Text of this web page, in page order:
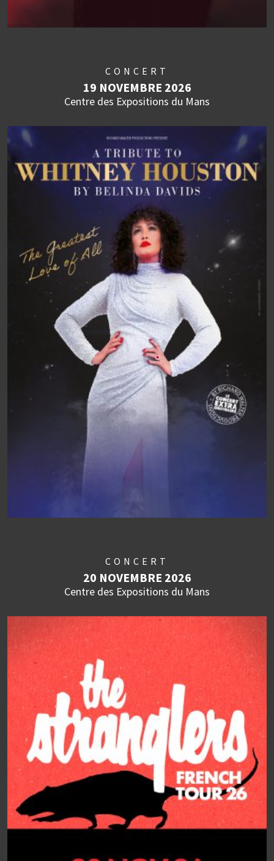
CONCERT
19 NOVEMBRE 2026
Centre des Expositions du Mans
CONCERT
20 NOVEMBRE 2026
Centre des Expositions du Mans